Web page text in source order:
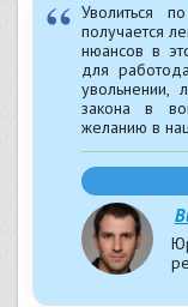
Уволиться
получается
нюансов в
для
увольнении,
закона в
желанию в